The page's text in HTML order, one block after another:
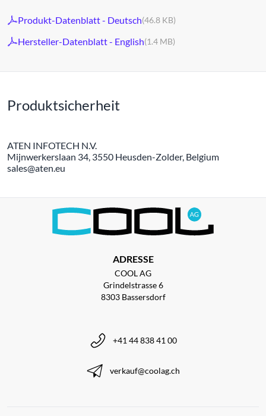
Produkt-Datenblatt - Deutsch(46.8 KB)
Hersteller-Datenblatt - English(1.4 MB)
Produktsicherheit
ATEN INFOTECH N.V.
Mijnwerkerslaan 34, 3550 Heusden-Zolder, Belgium
sales@aten.eu
ADRESSE
COOL AG
Grindelstrasse 6
8303 Bassersdorf
+41 44 838 41 00
verkauf@coolag.ch